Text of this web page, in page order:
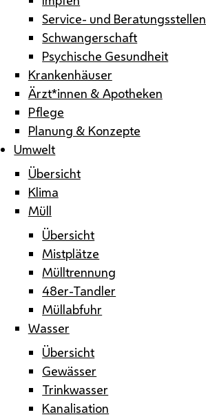
Service- und Beratungsstellen
Schwangerschaft
Psychische Gesundheit
Krankenhäuser
Ärzt*innen & Apotheken
Pflege
Planung & Konzepte
Umwelt
Übersicht
Klima
Müll
Übersicht
Mistplätze
Mülltrennung
48er-Tandler
Müllabfuhr
Wasser
Übersicht
Gewässer
Trinkwasser
Kanalisation